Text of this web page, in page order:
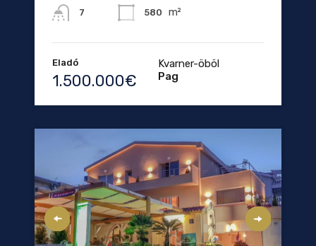
7 580 m²
Eladó
1.500.000€
Kvarner-öböl
Pag